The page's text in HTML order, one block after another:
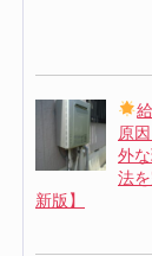
原
外
法
新版】